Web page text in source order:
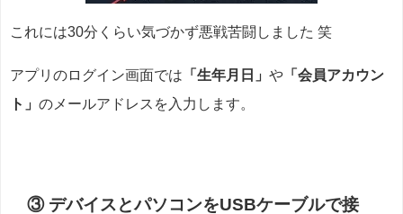
これには30分くらい気づかず悪戦苦闘しました 笑
アプリのログイン画面では 「生年月日」 や 「会員アカウン
ト」 のメールアドレスを入力します。
③ デバイスとパソコンをUSBケーブルで接